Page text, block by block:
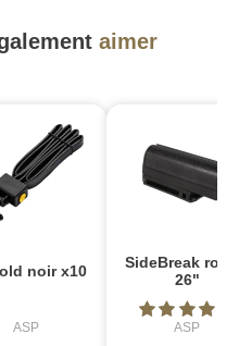
aimer
noir x10
ASP
SideBreak
26"
ASP